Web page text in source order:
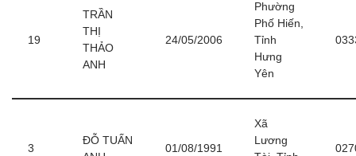
19
TRẦN
THỊ
THẢO
ANH
24/05/2006
Phường
Phố Hiến,
Tỉnh
Hưng
Yên
3
ĐỖ TUẤN
01/08/1991
Xã
Lương